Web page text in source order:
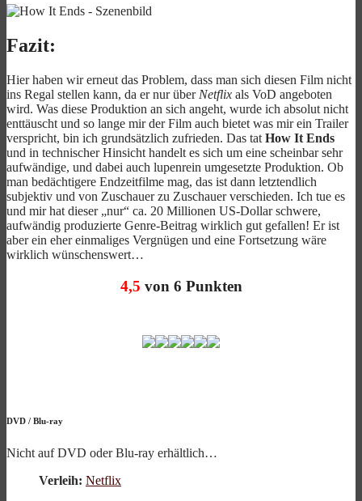
Fazit:
Hier haben wir erneut das Problem, dass man sich diesen Film nicht
ins Regal stellen kann, da er nur über Netflix als VoD angeboten
wird. Was diese Produktion an sich angeht, wurde ich absolut nicht
enttäuscht und so lange mir der Film auch bietet was mir ein Trailer
verspricht, bin ich grundsätzlich zufrieden. Das tat How It Ends
und in technischer Hinsicht handelt es sich um eine scheinbar sehr
aufwändige, und dabei auch lupenrein umgesetzte Produktion. Ob
man bedächtigere Endzeitfilme mag, das ist dann letztendlich
subjektiv und von Zuschauer zu Zuschauer verschieden. Ich tue es
und mir hat dieser „nur“ ca. 20 Millionen US-Dollar schwere,
aufwändig produzierte Genre-Beitrag wirklich gut gefallen! Er ist
aber ein eher einmaliges Vergnügen und eine Fortsetzung wäre
wirklich wünschenswert…
4,5 von 6 Punkten
DVD / Blu-ray
Nicht auf DVD oder Blu-ray erhältlich…
Verleih: Netflix